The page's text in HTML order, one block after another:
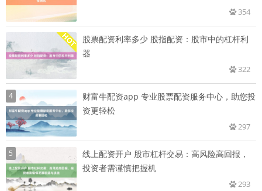
354
股票配资利率多少 股指配资：股市中的杠杆利
器
322
4
财富牛配资app 专业股票配资服务中心，助您投
资更轻松
297
5
线上配资开户 股市杠杆交易：高风险高回报，
投资者需谨慎把握机
293